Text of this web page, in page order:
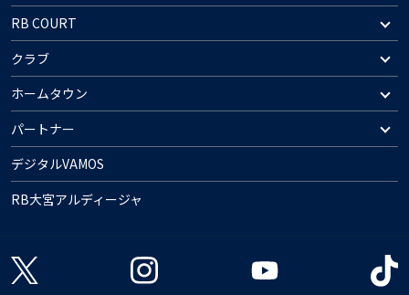
RB COURT
クラブ
ホームタウン
パートナー
デジタルVAMOS
RB大宮アルディージャ